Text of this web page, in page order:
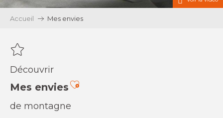
Accueil Mes envies
Découvrir
Mes enviesAjouter aux favoris
de montagne